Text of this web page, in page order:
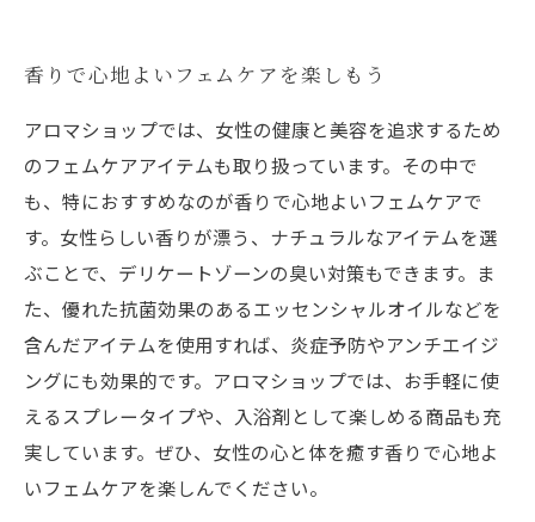
香りで心地よいフェムケアを楽しもう
アロマショップでは、女性の健康と美容を追求するため
のフェムケアアイテムも取り扱っています。その中で
も、特におすすめなのが香りで心地よいフェムケアで
す。女性らしい香りが漂う、ナチュラルなアイテムを選
ぶことで、デリケートゾーンの臭い対策もできます。ま
た、優れた抗菌効果のあるエッセンシャルオイルなどを
含んだアイテムを使用すれば、炎症予防やアンチエイジ
ングにも効果的です。アロマショップでは、お手軽に使
えるスプレータイプや、入浴剤として楽しめる商品も充
実しています。ぜひ、女性の心と体を癒す香りで心地よ
いフェムケアを楽しんでください。